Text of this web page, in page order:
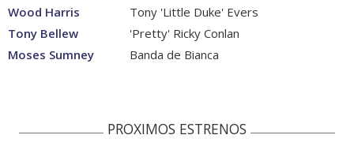
Wood Harris
Tony 'Little Duke' Evers
Tony Bellew
'Pretty' Ricky Conlan
Moses Sumney
Banda de Bianca
PROXIMOS ESTRENOS